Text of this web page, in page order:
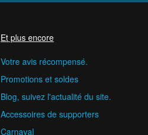
Et plus encore
Votre avis récompensé.
Promotions et soldes
Blog, suivez l'actualité du site.
Accessoires de supporters
Carnaval